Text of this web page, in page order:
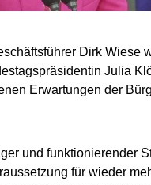
Dirk Wiese
Julia
Erwartungen der
und funktionierender
für wieder